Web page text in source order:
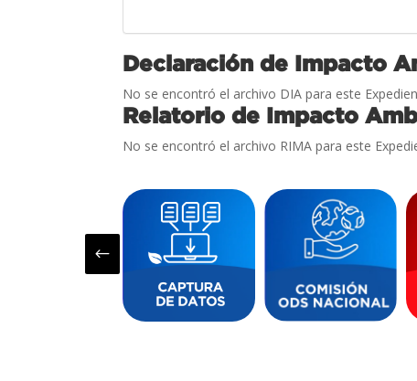
Declaración de Impacto
No se encontró el archivo DIA para este
Relatorio de Impacto
No se encontró el archivo RIMA para este
#